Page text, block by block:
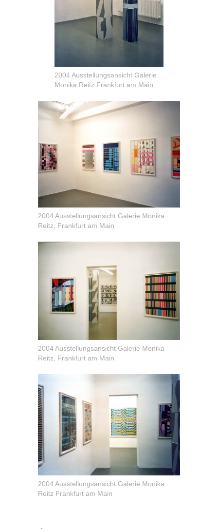
2004 Ausstellungsansicht Galerie
Monika Reitz Frankfurt am Main
2004 Ausstellungsansicht Galerie Monika
Reitz, Frankfurt am Main
2004 Ausstellungsansicht Galerie Monika
Reitz, Frankfurt am Main
2004 Ausstellungsansicht Galerie Monika
Reitz Frankfurt am Main